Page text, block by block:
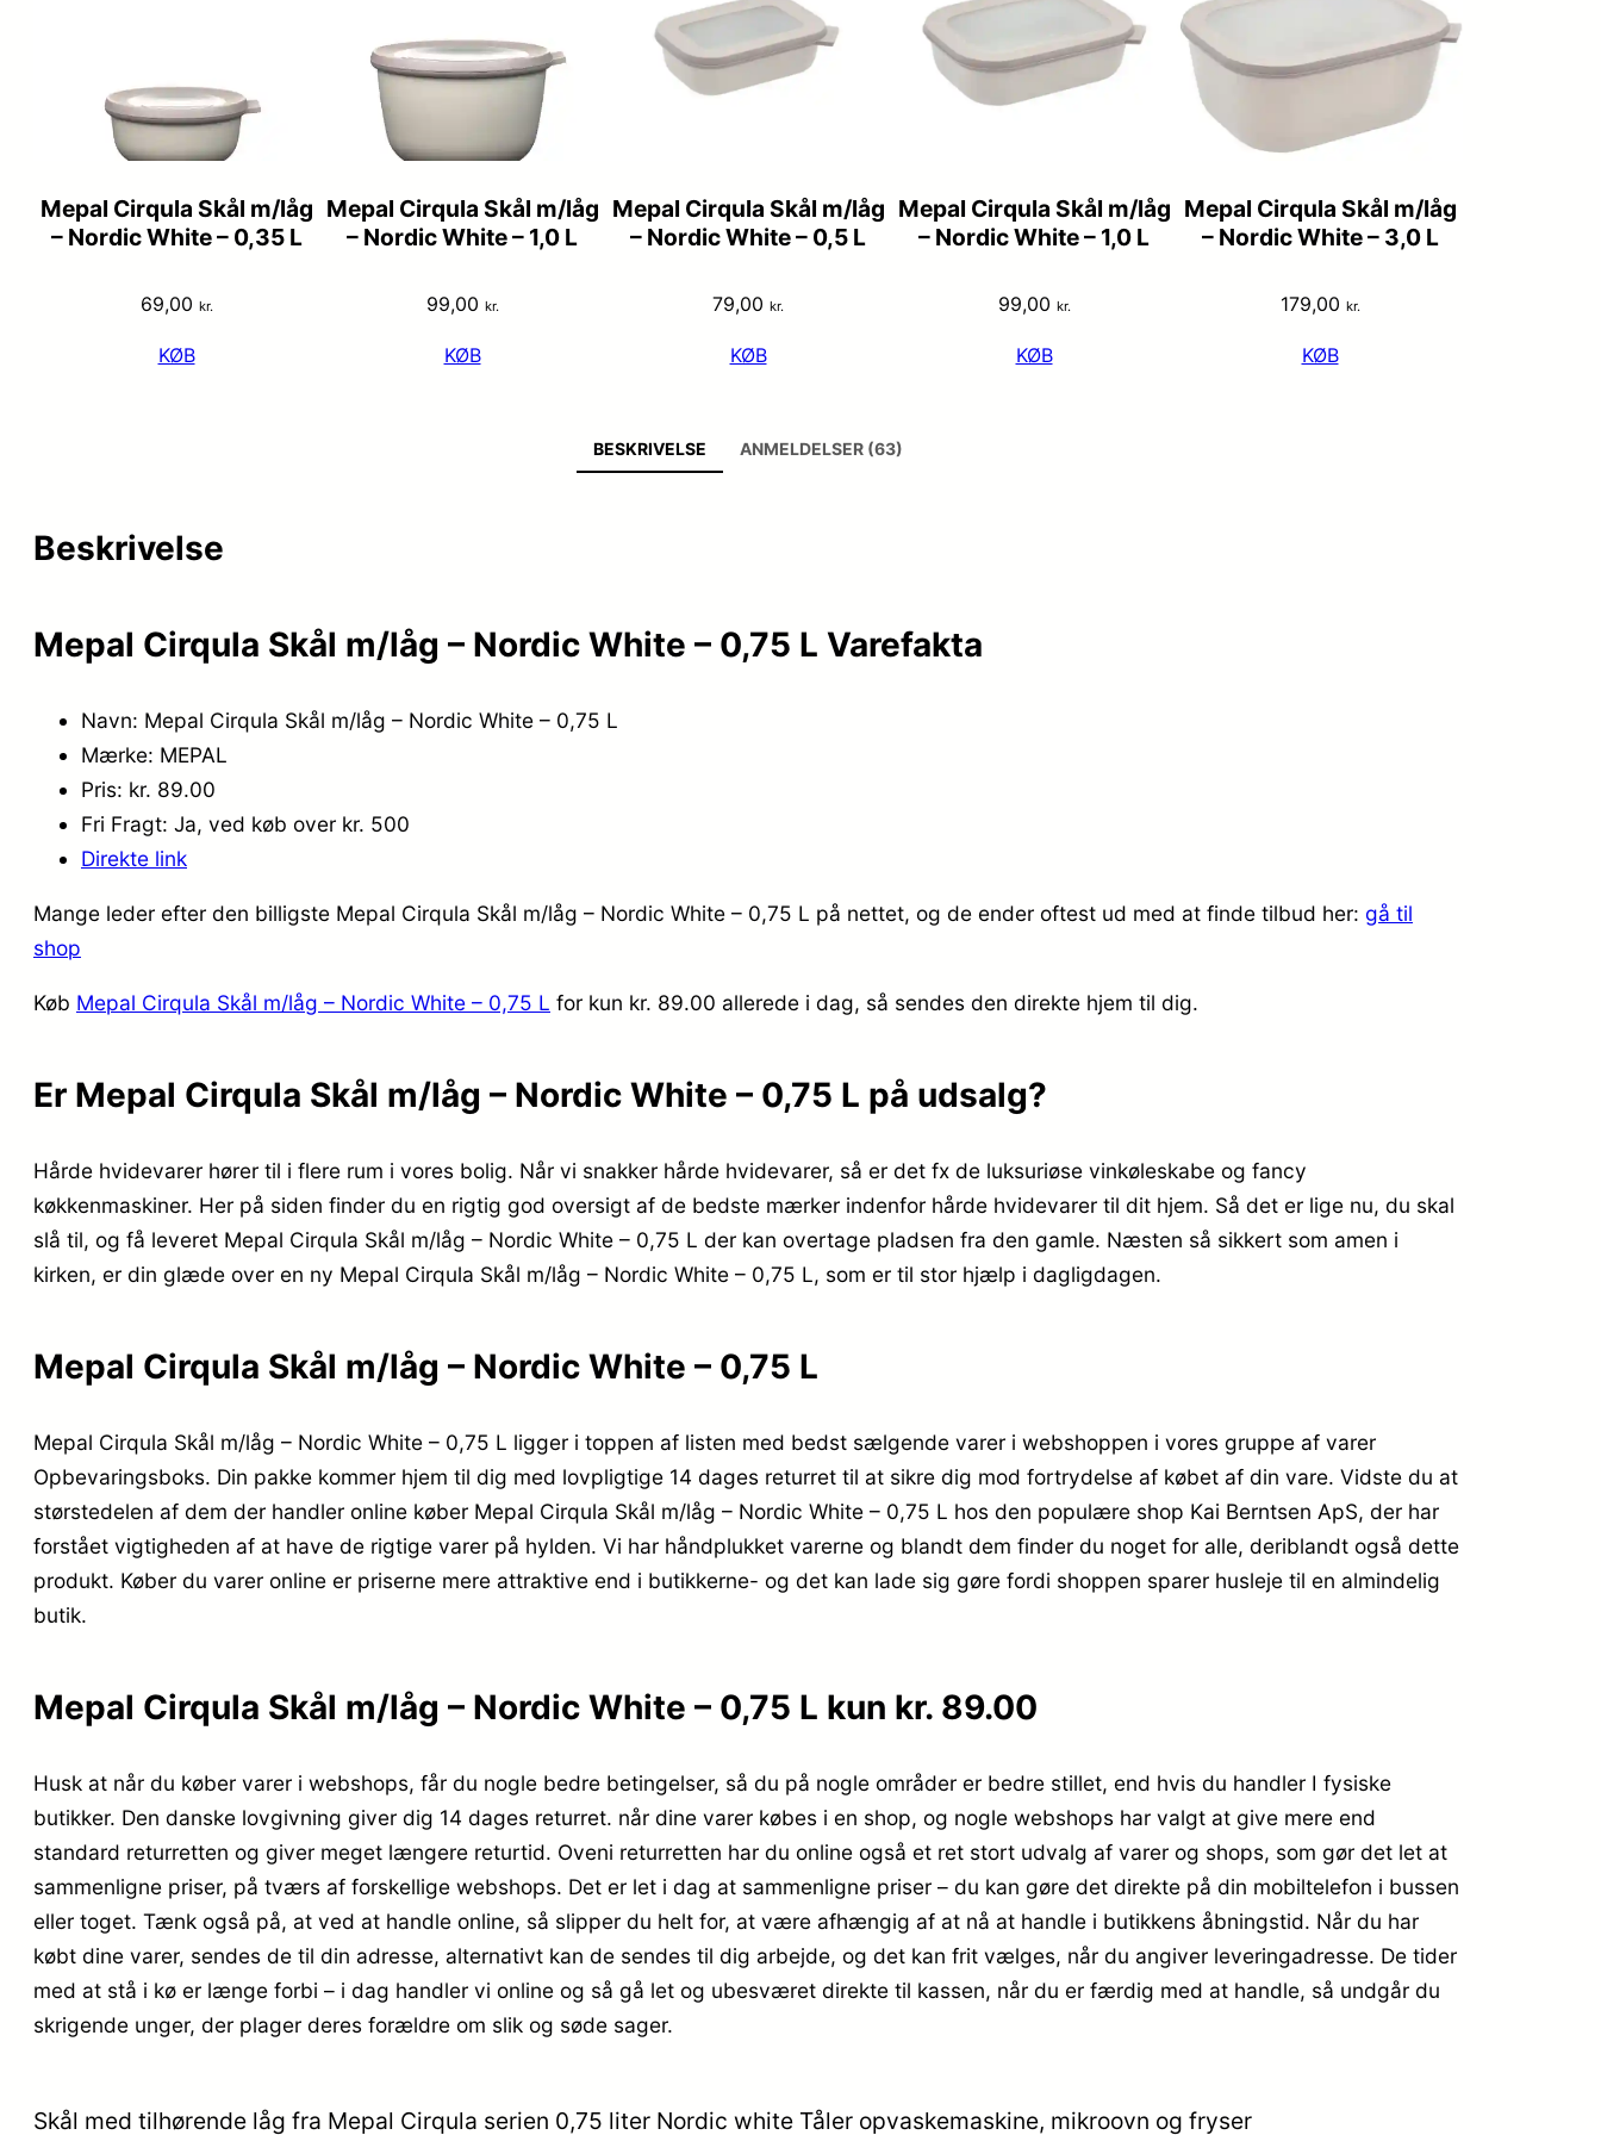
Mepal Cirqula Skål m/låg
– Nordic White – 0,35 L
69,00 kr.
KØB
Mepal Cirqula Skål m/låg
– Nordic White – 1,0 L
99,00 kr.
KØB
Mepal Cirqula Skål m/låg
– Nordic White – 0,5 L
79,00 kr.
KØB
Mepal Cirqula Skål m/låg
– Nordic White – 1,0 L
99,00 kr.
KØB
Mepal Cirqula Skål m/låg
– Nordic White – 3,0 L
179,00 kr.
KØB
BESKRIVELSE ANMELDELSER (63)
Beskrivelse
Mepal Cirqula Skål m/låg – Nordic White – 0,75 L Varefakta
Navn: Mepal Cirqula Skål m/låg – Nordic White – 0,75 L
Mærke: MEPAL
Pris: kr. 89.00
Fri Fragt: Ja, ved køb over kr. 500
Direkte link
Mange leder efter den billigste Mepal Cirqula Skål m/låg – Nordic White – 0,75 L på nettet, og de ender oftest ud med at finde tilbud her: gå til
shop
Køb Mepal Cirqula Skål m/låg – Nordic White – 0,75 L for kun kr. 89.00 allerede i dag, så sendes den direkte hjem til dig.
Er Mepal Cirqula Skål m/låg – Nordic White – 0,75 L på udsalg?
Hårde hvidevarer hører til i flere rum i vores bolig. Når vi snakker hårde hvidevarer, så er det fx de luksuriøse vinkøleskabe og fancy
køkkenmaskiner. Her på siden finder du en rigtig god oversigt af de bedste mærker indenfor hårde hvidevarer til dit hjem. Så det er lige nu, du skal
slå til, og få leveret Mepal Cirqula Skål m/låg – Nordic White – 0,75 L der kan overtage pladsen fra den gamle. Næsten så sikkert som amen i
kirken, er din glæde over en ny Mepal Cirqula Skål m/låg – Nordic White – 0,75 L, som er til stor hjælp i dagligdagen.
Mepal Cirqula Skål m/låg – Nordic White – 0,75 L
Mepal Cirqula Skål m/låg – Nordic White – 0,75 L ligger i toppen af listen med bedst sælgende varer i webshoppen i vores gruppe af varer
Opbevaringsboks. Din pakke kommer hjem til dig med lovpligtige 14 dages returret til at sikre dig mod fortrydelse af købet af din vare. Vidste du at
størstedelen af dem der handler online køber Mepal Cirqula Skål m/låg – Nordic White – 0,75 L hos den populære shop Kai Berntsen ApS, der har
forstået vigtigheden af at have de rigtige varer på hylden. Vi har håndplukket varerne og blandt dem finder du noget for alle, deriblandt også dette
produkt. Køber du varer online er priserne mere attraktive end i butikkerne- og det kan lade sig gøre fordi shoppen sparer husleje til en almindelig
butik.
Mepal Cirqula Skål m/låg – Nordic White – 0,75 L kun kr. 89.00
Husk at når du køber varer i webshops, får du nogle bedre betingelser, så du på nogle områder er bedre stillet, end hvis du handler I fysiske
butikker. Den danske lovgivning giver dig 14 dages returret. når dine varer købes i en shop, og nogle webshops har valgt at give mere end
standard returretten og giver meget længere returtid. Oveni returretten har du online også et ret stort udvalg af varer og shops, som gør det let at
sammenligne priser, på tværs af forskellige webshops. Det er let i dag at sammenligne priser – du kan gøre det direkte på din mobiltelefon i bussen
eller toget. Tænk også på, at ved at handle online, så slipper du helt for, at være afhængig af at nå at handle i butikkens åbningstid. Når du har
købt dine varer, sendes de til din adresse, alternativt kan de sendes til dig arbejde, og det kan frit vælges, når du angiver leveringadresse. De tider
med at stå i kø er længe forbi – i dag handler vi online og så gå let og ubesværet direkte til kassen, når du er færdig med at handle, så undgår du
skrigende unger, der plager deres forældre om slik og søde sager.
Skål med tilhørende låg fra Mepal Cirqula serien 0,75 liter Nordic white Tåler opvaskemaskine, mikroovn og fryser